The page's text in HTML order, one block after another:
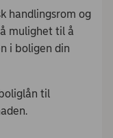
handlingsrom og
mulighet til å
i boligen din
til